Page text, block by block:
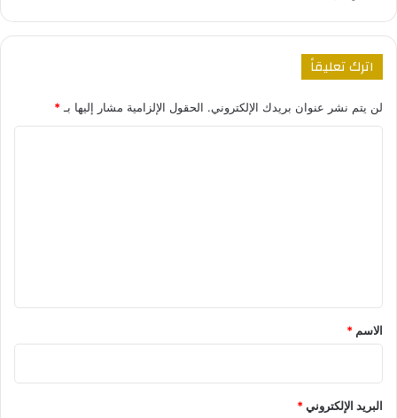
اترك تعليقاً
لن يتم نشر عنوان بريدك الإلكتروني. الحقول الإلزامية مشار إليها بـ*
*
الاسم *
البريد الإلكتروني*